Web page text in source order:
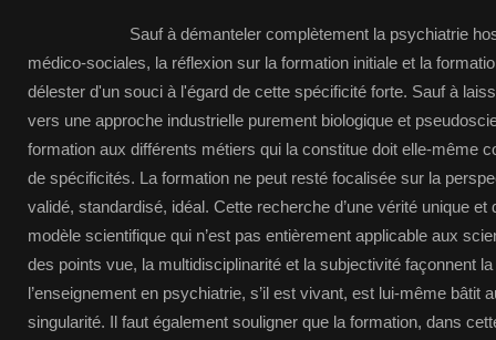
Sauf à démanteler complètement la psychiatrie
médico-sociales, la réflexion sur la formation initiale et la
délester d'un souci à l'égard de cette spécificité forte. Sauf à
vers une approche industrielle purement biologique et
formation aux différents métiers qui la constitue doit elle-même
de spécificités. La formation ne peut resté focalisée sur la
validé, standardisé, idéal. Cette recherche d’une vérité unique et
modèle scientifique qui n’est pas entièrement applicable aux
des points vue, la multidisciplinarité et la subjectivité façonnent
l’enseignement en psychiatrie, s’il est vivant, est lui-même bâtit
singularité. Il faut également souligner que la formation, dans